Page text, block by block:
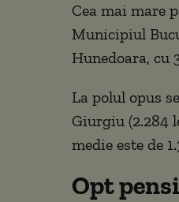
Cea mai mare
Municipiul
Hunedoara, cu
La polul opus
Giurgiu (2.284
medie este de
Opt